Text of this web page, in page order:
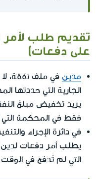
تقديم طلب
على دفعات)
مدين في ملف نفقة،
الجارية التي حددتها
يريد تخفيض مبلغ
فقط في المحكمة
في دائرة الإجراء
يطلب أمر دفعات لدين
التي لم تُدفع في